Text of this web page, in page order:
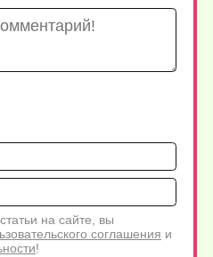
Имя*
на сайте, вы
соглашения и
!